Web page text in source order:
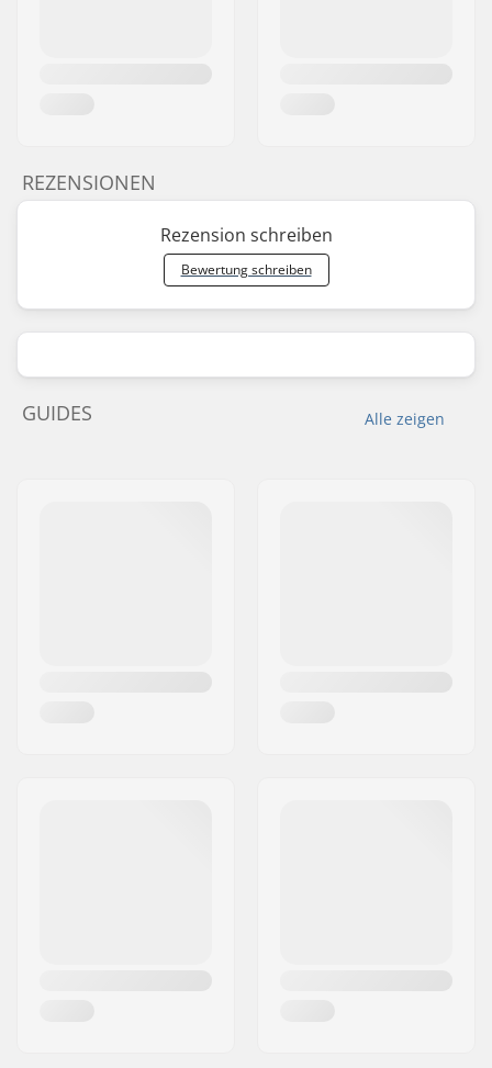
REZENSIONEN
Rezension schreiben
Bewertung schreiben
Alle zeigen
GUIDES